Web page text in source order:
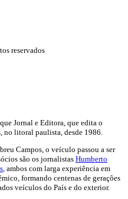
reservados
Jornal e Editora, que edita o
no litoral paulista, desde 1986.
Campos, o veículo passou a ser
são os jornalistas Humberto
, ambos com larga experiência em
formando centenas de gerações
veículos do País e do exterior.